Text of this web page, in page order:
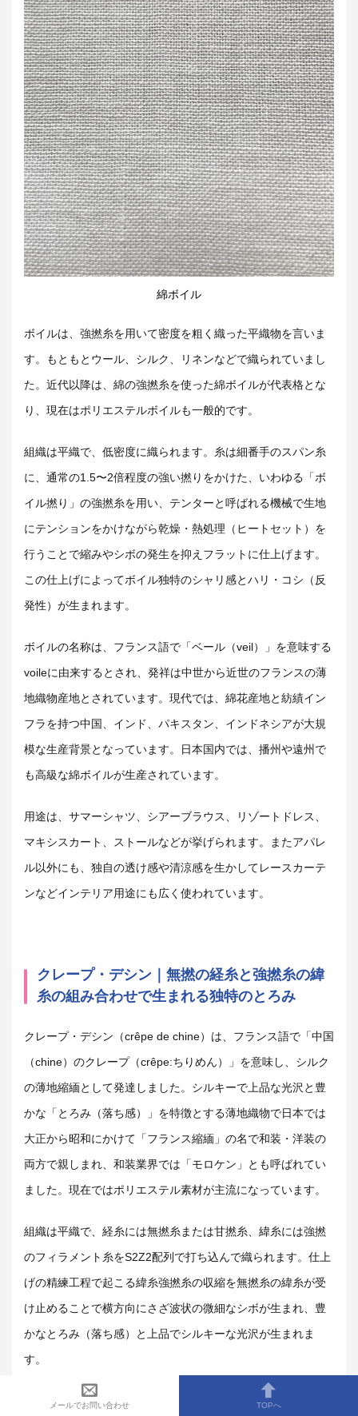
綿ボイル
ボイルは、強撚糸を用いて密度を粗く織った平織物を言いま
す。もともとウール、シルク、リネンなどで織られていまし
た。近代以降は、綿の強撚糸を使った綿ボイルが代表格とな
り、現在はポリエステルボイルも一般的です。
組織は平織で、低密度に織られます。糸は細番手のスパン糸
に、通常の1.5〜2倍程度の強い撚りをかけた、いわゆる「ボ
イル撚り」の強撚糸を用い、テンターと呼ばれる機械で生地
にテンションをかけながら乾燥・熱処理（ヒートセット）を
行うことで縮みやシボの発生を抑えフラットに仕上げます。
この仕上げによってボイル独特のシャリ感とハリ・コシ（反
発性）が生まれます。
ボイルの名称は、フランス語で「ベール（veil）」を意味する
voileに由来するとされ、発祥は中世から近世のフランスの薄
地織物産地とされています。現代では、綿花産地と紡績イン
フラを持つ中国、インド、パキスタン、インドネシアが大規
模な生産背景となっています。日本国内では、播州や遠州で
も高級な綿ボイルが生産されています。
用途は、サマーシャツ、シアーブラウス、リゾートドレス、
マキシスカート、ストールなどが挙げられます。またアパレ
ル以外にも、独自の透け感や清涼感を生かしてレースカーテ
ンなどインテリア用途にも広く使われています。
クレープ・デシン｜無撚の経糸と強撚糸の緯
糸の組み合わせで生まれる独特のとろみ
クレープ・デシン （crêpe de chine） は、フランス語で「中国
（chine）のクレープ（crêpe:ちりめん）」を意味し、シルク
の薄地縮緬として発達しました。シルキーで上品な光沢と豊
かな「とろみ（落ち感）」を特徴とする薄地織物で日本では
大正から昭和にかけて「フランス縮緬」の名で和装・洋装の
両方で親しまれ、和装業界では「モロケン」とも呼ばれてい
ました。現在ではポリエステル素材が主流になっています。
組織は平織で、経糸には無撚糸または甘撚糸、緯糸には強撚
のフィラメント糸をS2Z2配列で打ち込んで織られます。仕上
げの精練工程で起こる緯糸強撚糸の収縮を無撚糸の緯糸が受
け止めることで横方向にさざ波状の微細なシボが生まれ、豊
かなとろみ（落ち感）と上品でシルキーな光沢が生まれま
す。
18〜19世紀にフランスのリヨンで、中国から輸入したシルク
メールでお問い合わせ TOPへ